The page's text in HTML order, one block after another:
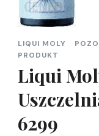
LIQUI MOLY
PRODUKT
Liqui
6299